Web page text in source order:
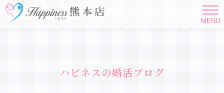
MENU
ハピネスの婚活ブログ